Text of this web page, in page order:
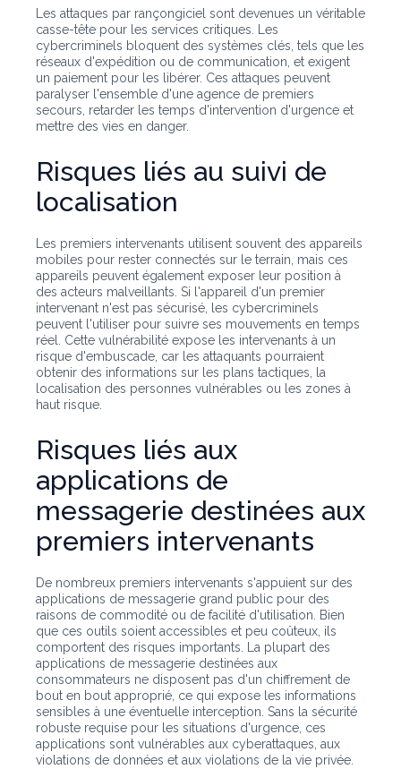
Les attaques par rançongiciel sont devenues un véritable
casse-tête pour les services critiques. Les
cybercriminels bloquent des systèmes clés, tels que les
réseaux d'expédition ou de communication, et exigent
un paiement pour les libérer. Ces attaques peuvent
paralyser l'ensemble d'une agence de premiers
secours, retarder les temps d'intervention d'urgence et
mettre des vies en danger.
Risques liés au suivi de
localisation
Les premiers intervenants utilisent souvent des appareils
mobiles pour rester connectés sur le terrain, mais ces
appareils peuvent également exposer leur position à
des acteurs malveillants. Si l'appareil d'un premier
intervenant n'est pas sécurisé, les cybercriminels
peuvent l'utiliser pour suivre ses mouvements en temps
réel. Cette vulnérabilité expose les intervenants à un
risque d'embuscade, car les attaquants pourraient
obtenir des informations sur les plans tactiques, la
localisation des personnes vulnérables ou les zones à
haut risque.
Risques liés aux
applications de
messagerie destinées aux
premiers intervenants
De nombreux premiers intervenants s'appuient sur des
applications de messagerie grand public pour des
raisons de commodité ou de facilité d'utilisation. Bien
que ces outils soient accessibles et peu coûteux, ils
comportent des risques importants. La plupart des
applications de messagerie destinées aux
consommateurs ne disposent pas d'un chiffrement de
bout en bout approprié, ce qui expose les informations
sensibles à une éventuelle interception. Sans la sécurité
robuste requise pour les situations d'urgence, ces
applications sont vulnérables aux cyberattaques, aux
violations de données et aux violations de la vie privée.